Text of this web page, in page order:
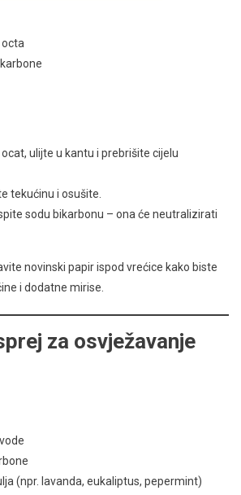
ulijte u kantu i prebrišite cijelu
tekućinu i osušite.
sodu bikarbonu – ona će neutralizirati
novinski papir ispod vrećice kako biste
i dodatne mirise.
za osvježavanje
(npr. lavanda, eukaliptus, pepermint)